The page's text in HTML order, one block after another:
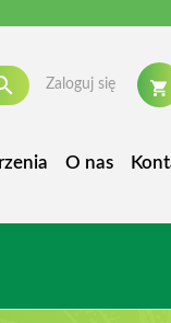
Zaloguj się
O nas